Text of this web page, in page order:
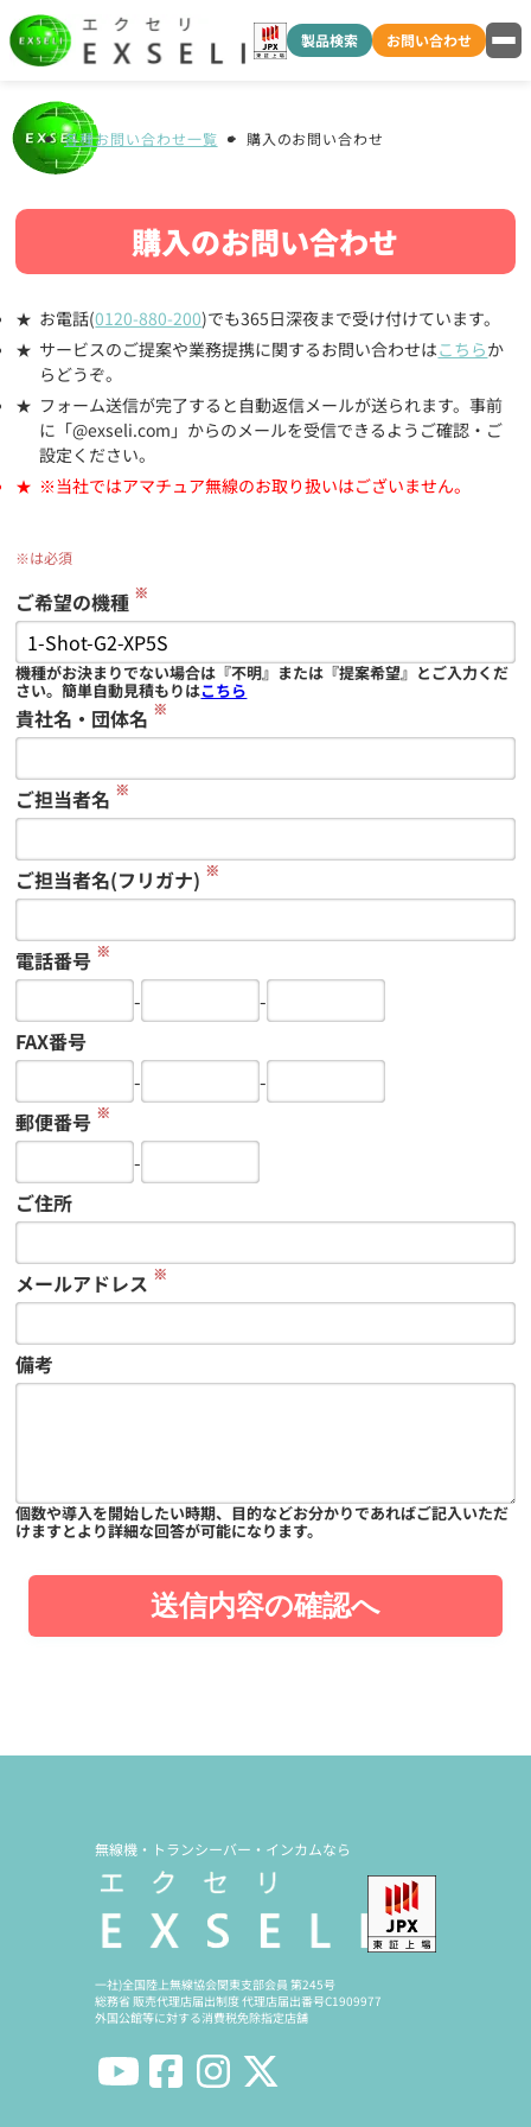
製品検索 お問い合わせ
各種お問い合わせ一覧 購入のお問い合わせ
購入のお問い合わせ
お電話(0120-880-200)でも365日深夜まで受け付けています。
サービスのご提案や業務提携に関するお問い合わせはこちらか
らどうぞ。
フォーム送信が完了すると自動返信メールが送られます。事前
に「@exseli.com」からのメールを受信できるようご確認・ご
設定ください。
※当社ではアマチュア無線のお取り扱いはございません。
※は必須
ご希望の機種 ※
機種がお決まりでない場合は『不明』または『提案希望』とご入力くだ
さい。簡単自動見積もりはこちら
貴社名・団体名 ※
ご担当者名 ※
ご担当者名(フリガナ) ※
電話番号 ※
-
-
FAX番号
-
-
郵便番号 ※
-
ご住所
メールアドレス ※
備考
個数や導入を開始したい時期、目的などお分かりであればご記入いただ
けますとより詳細な回答が可能になります。
送信内容の確認へ
無線機・トランシーバー・インカムなら
一社)全国陸上無線協会関東支部会員 第245号
総務省 販売代理店届出制度 代理店届出番号C1909977
外国公館等に対する消費税免除指定店舗